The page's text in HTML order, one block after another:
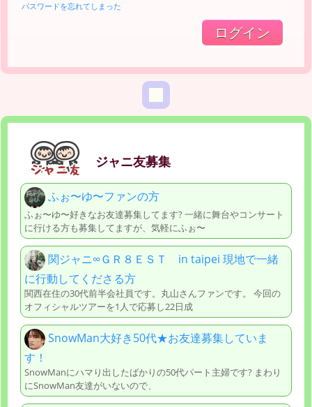
パスワードを忘れてしまった
ジャニ友募集
ふぉ〜ゆ〜ファンの方
ふぉ〜ゆ〜好きなお友達募集してます? 一緒に舞台やコンサート
に行ける方も募集してますが、気軽にふぉ〜
関ジャニ∞ＧＲ８ＥＳＴ in taipei 現地で一緒
に行動してくださる方
関西在住の30代前半会社員です。丸山さんファンです。 今回の
オフィシャルツアーを1人で応募し22日成
SnowMan大好き50代★お友達募集していま
す！
SnowManにハマり出したばかりの50代パート主婦です? まわり
にSnowMan友達がいないので、